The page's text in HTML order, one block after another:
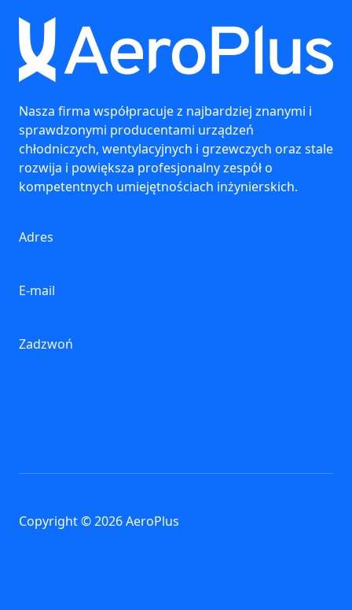
Nasza firma współpracuje z najbardziej znanymi i
sprawdzonymi producentami urządzeń
chłodniczych, wentylacyjnych i grzewczych oraz stale
rozwija i powiększa profesjonalny zespół o
kompetentnych umiejętnościach inżynierskich.
Adres
E-mail
Zadzwoń
Copyright © 2026 AeroPlus